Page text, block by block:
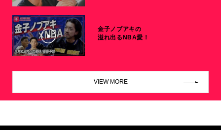
金子ノブアキの
溢れ出るNBA愛！
VIEW MORE